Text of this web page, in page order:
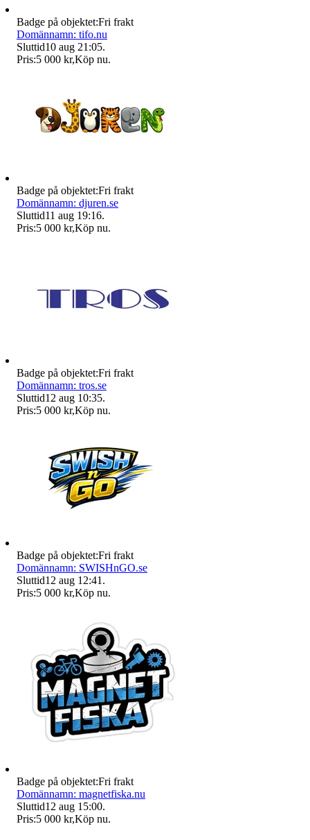
Badge på objektet:Fri frakt
Domännamn: tifo.nu
Sluttid10 aug 21:05.
Pris:5 000 kr,Köp nu.
Badge på objektet:Fri frakt
Domännamn: djuren.se
Sluttid11 aug 19:16.
Pris:5 000 kr,Köp nu.
Badge på objektet:Fri frakt
Domännamn: tros.se
Sluttid12 aug 10:35.
Pris:5 000 kr,Köp nu.
Badge på objektet:Fri frakt
Domännamn: SWISHnGO.se
Sluttid12 aug 12:41 .
Pris:5 000 kr,Köp nu.
Badge på objektet:Fri frakt
Domännamn: magnetfiska.nu
Sluttid12 aug 15:00.
Pris:5 000 kr,Köp nu.